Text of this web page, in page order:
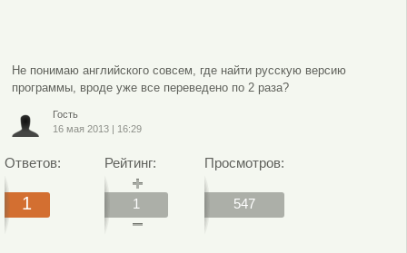
Не понимаю английского совсем, где найти русскую версию
программы, вроде уже все переведено по 2 раза?
Гость
16 мая 2013| 16:29
Ответов:
1
Рейтинг:
1
Просмотров:
547